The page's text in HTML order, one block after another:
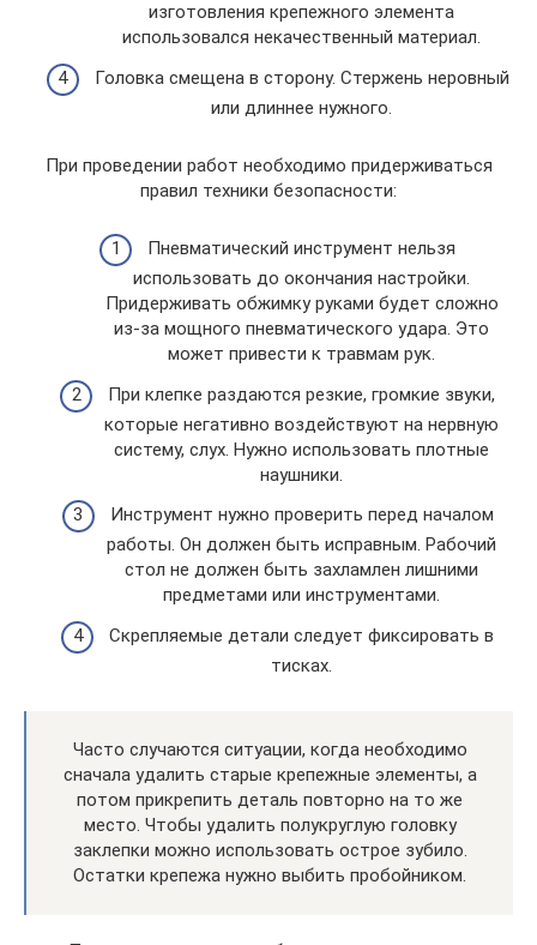
изготовления крепежного элемента
использовался некачественный материал.
Головка смещена в сторону. Стержень неровный
или длиннее нужного.
При проведении работ необходимо придерживаться
правил техники безопасности:
Пневматический инструмент нельзя
использовать до окончания настройки.
Придерживать обжимку руками будет сложно
из-за мощного пневматического удара. Это
может привести к травмам рук.
При клепке раздаются резкие, громкие звуки,
которые негативно воздействуют на нервную
систему, слух. Нужно использовать плотные
наушники.
Инструмент нужно проверить перед началом
работы. Он должен быть исправным. Рабочий
стол не должен быть захламлен лишними
предметами или инструментами.
Скрепляемые детали следует фиксировать в
тисках.
Часто случаются ситуации, когда необходимо
сначала удалить старые крепежные элементы, а
потом прикрепить деталь повторно на то же
место. Чтобы удалить полукруглую головку
заклепки можно использовать острое зубило.
Остатки крепежа нужно выбить пробойником.